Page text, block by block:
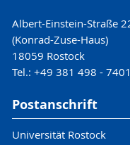
Albert-Einstein-Straße
(Konrad-Zuse-Haus)
18059 Rostock
Tel.: +49 381 498 - 7401
Postanschrift
Universität Rostock